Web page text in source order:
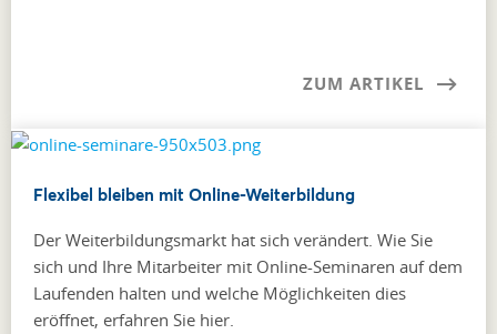
ZUM ARTIKEL
Flexibel bleiben mit Online-Weiterbildung
Der Weiterbildungsmarkt hat sich verändert. Wie Sie
sich und Ihre Mitarbeiter mit Online-Seminaren auf dem
Laufenden halten und welche Möglichkeiten dies
eröffnet, erfahren Sie hier.